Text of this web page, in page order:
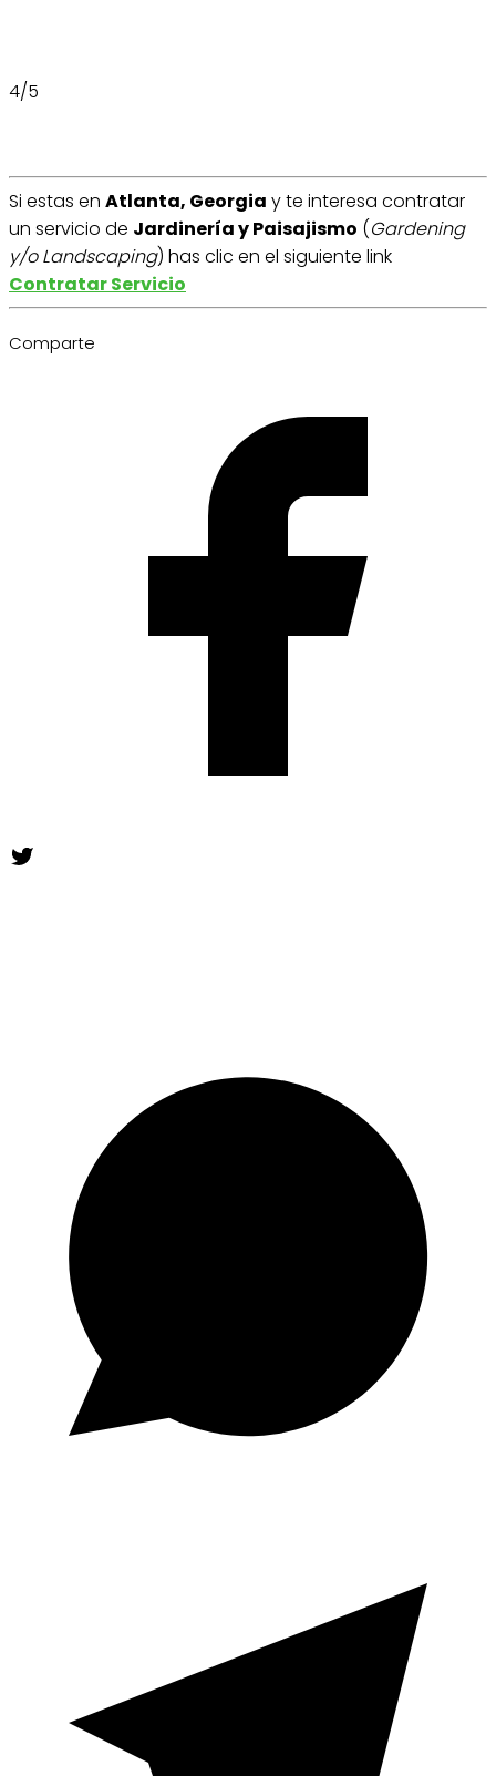
4/5
Si estas en Atlanta, Georgia y te interesa contratar
un servicio de Jardinería y Paisajismo (Gardening
y/o Landscaping) has clic en el siguiente link
Contratar Servicio
Comparte